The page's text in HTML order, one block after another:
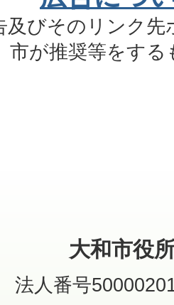
びそのリンク先
市が推奨等をす
大和市役
法人番号